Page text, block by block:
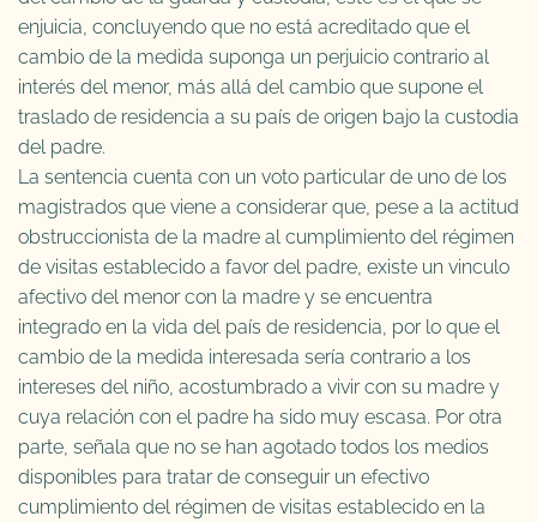
enjuicia, concluyendo que no está acreditado que el
cambio de la medida suponga un perjuicio contrario al
interés del menor, más allá del cambio que supone el
traslado de residencia a su país de origen bajo la custodia
del padre.
La sentencia cuenta con un voto particular de uno de los
magistrados que viene a considerar que, pese a la actitud
obstruccionista de la madre al cumplimiento del régimen
de visitas establecido a favor del padre, existe un vinculo
afectivo del menor con la madre y se encuentra
integrado en la vida del país de residencia, por lo que el
cambio de la medida interesada sería contrario a los
intereses del niño, acostumbrado a vivir con su madre y
cuya relación con el padre ha sido muy escasa. Por otra
parte, señala que no se han agotado todos los medios
disponibles para tratar de conseguir un efectivo
cumplimiento del régimen de visitas establecido en la